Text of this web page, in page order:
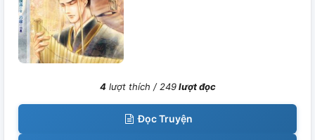
4 lượt thích /249lượt đọc
Đọc Truyện